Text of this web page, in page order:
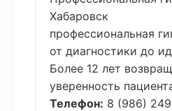
Хабаровск
профессиональная
от диагностики до
Более 12 лет
уверенность
Телефон: 8 (986)